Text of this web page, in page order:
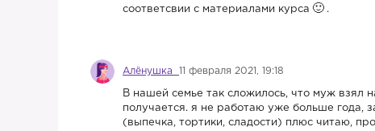
соответсвии с материалами курса
.
Алёнушка 11 февраля 2021, 19:18
В нашей семье так сложилось, что муж взял
получается. я не работаю уже больше года,
(выпечка, тортики, сладости) плюс читаю,